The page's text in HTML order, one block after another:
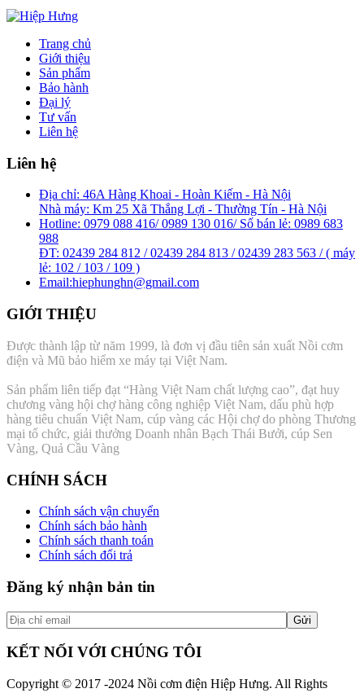
Trang chủ
Giới thiệu
Sản phẩm
Bảo hành
Đại lý
Tư vấn
Liên hệ
Liên hệ
Địa chỉ: 46A Hàng Khoai - Hoàn Kiếm - Hà Nội
Nhà máy: Km 25 Xã Thắng Lợi - Thường Tín - Hà Nội
Hotline: 0979 088 416/ 0989 130 016/ Số bán lẻ: 0989 683
988
ĐT: 02439 284 812 / 02439 284 813 / 02439 283 563 / ( máy
lẻ: 102 / 103 / 109 )
Email:hiephunghn@gmail.com
GIỚI THIỆU
Được thành lập từ năm 1999, là đơn vị đầu tiên sản xuất Nồi cơm
điện và Mũ bảo hiểm xe máy tại Việt Nam.
Sản phẩm liên tiếp đạt “Hàng Việt Nam chất lượng cao”, đạt huy
chương vàng hội chợ hàng công nghiệp Việt Nam, dấu phù hợp
hàng tiêu chuẩn Việt Nam, cúp vàng các Hội chợ do phòng Thương
mại tổ chức, giải thưởng Doanh nhân Bạch Thái Bưởi, cúp Sen
Vàng, Quả Cầu Vàng
CHÍNH SÁCH
Chính sách vận chuyển
Chính sách bảo hành
Chính sách thanh toán
Chính sách đổi trả
Đăng ký nhận bản tin
KẾT NỐI VỚI CHÚNG TÔI
Copyright © 2017 -2024 Nồi cơm điện Hiệp Hưng. All Rights